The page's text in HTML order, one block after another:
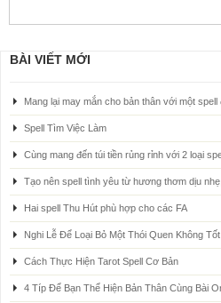
BÀI VIẾT MỚI
Mang lại may mắn cho bản thân với một spell
Spell Tìm Việc Làm
Cùng mang đến túi tiền rủng rỉnh với 2 loại
Tạo nên spell tình yêu từ hương thơm dịu
Hai spell Thu Hút phù hợp cho các FA
Nghi Lễ Để Loại Bỏ Một Thói Quen Không Tốt
Cách Thực Hiện Tarot Spell Cơ Bản
4 Típ Để Bạn Thể Hiện Bản Thân Cùng Bài